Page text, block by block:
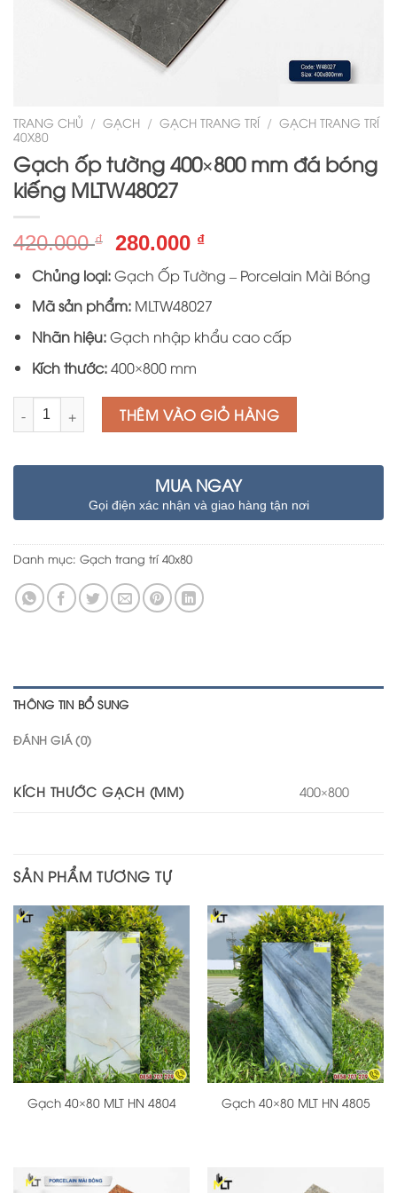
TRANG CHỦ / GẠCH / GẠCH TRANG TRÍ / GẠCH TRANG TRÍ
40X80
Gạch ốp tường 400×800 mm đá bóng
kiếng MLTW48027
420.000₫
Giá
là:
420.000 ₫.
280.000 ₫Giá
tại
là:
280.000 ₫.
Chủng loại:Gạch Ốp Tường – Porcelain Mài Bóng
Mã sản phẩm:MLTW48027
Nhãn hiệu:Gạch nhập khẩu cao cấp
Kích thước:400×800 mm
Số lượng THÊM VÀO GIỎ HÀNG
MUA NGAY
Gọi điện xác nhận và giao hàng tận nơi
Danh mục: Gạch trang trí 40x80
THÔNG TIN BỔ SUNG
ĐÁNH GIÁ (0)
KÍCH THƯỚC GẠCH (MM) 400×800
SẢN PHẨM TƯƠNG TỰ
Gạch 40×80 MLT HN 4804 Gạch 40×80 MLT HN 4805